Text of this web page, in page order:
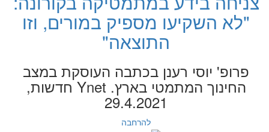
"לא השקיעו מספיק במורים, וזו
התוצאה"
פרופ' יוסי רענן בכתבה העוסקת במצב
החינוך המתמטי בארץ. Ynet חדשות,
29.4.2021
להרחבה